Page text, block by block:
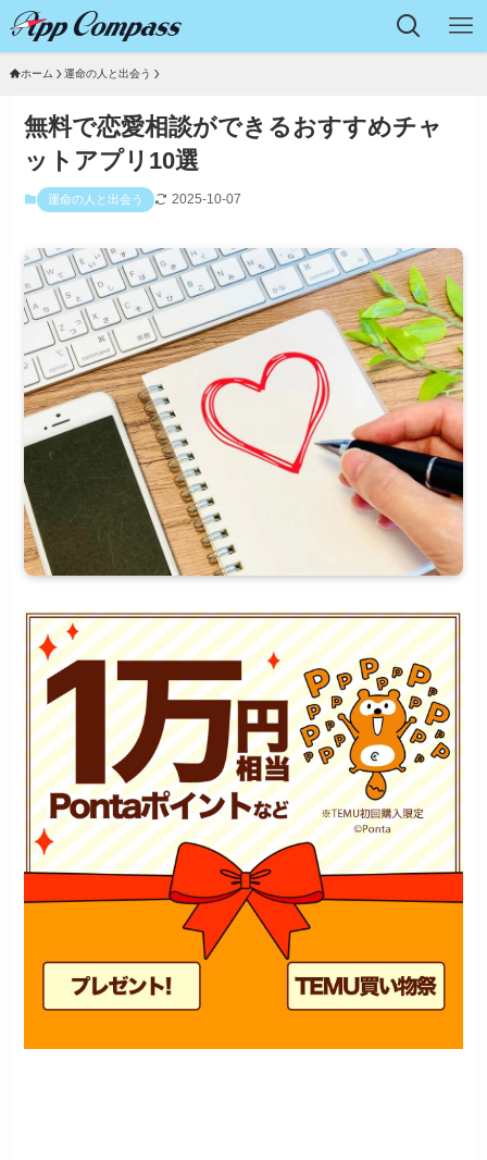
ホーム 運命の人と出会う
無料で恋愛相談ができるおすすめチャ
ットアプリ10選
運命の人と出会う 2025-10-07